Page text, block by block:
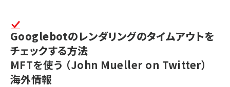
Googlebotのレンダリングのタイムアウトを
チェックする方法
MFTを使う （John Mueller on Twitter）
海外情報